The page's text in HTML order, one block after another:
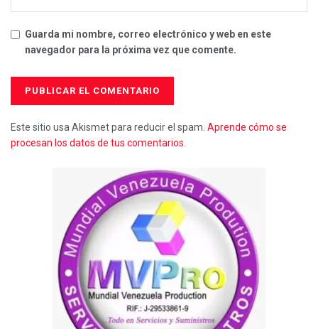
Guarda mi nombre, correo electrónico y web en este
navegador para la próxima vez que comente.
Este sitio usa Akismet para reducir el spam. Aprende cómo se
procesan los datos de tus comentarios.